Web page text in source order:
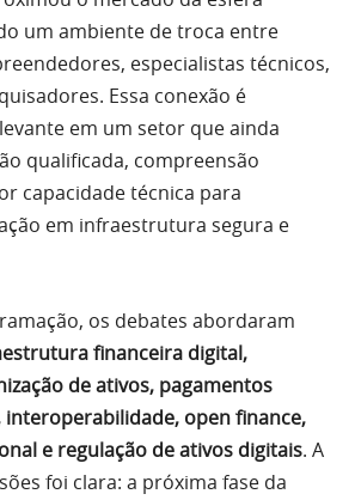
um ambiente de troca entre
especialistas técnicos,
Essa conexão é
em um setor que ainda
qualificada, compreensão
capacidade técnica para
em infraestrutura segura e
os debates abordaram
financeira digital,
de ativos, pagamentos
open finance,
e regulação de ativos digitais. A
foi clara: a próxima fase da